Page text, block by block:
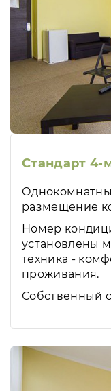
Стандарт 4-
размещение
Номер
установлены
техника -
проживания.
Собственный